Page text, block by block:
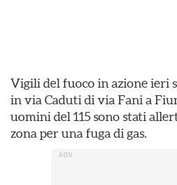
Vigili del fuoco in azione ieri
in via Caduti di via Fani a
uomini del 115 sono stati
zona per una fuga di gas.